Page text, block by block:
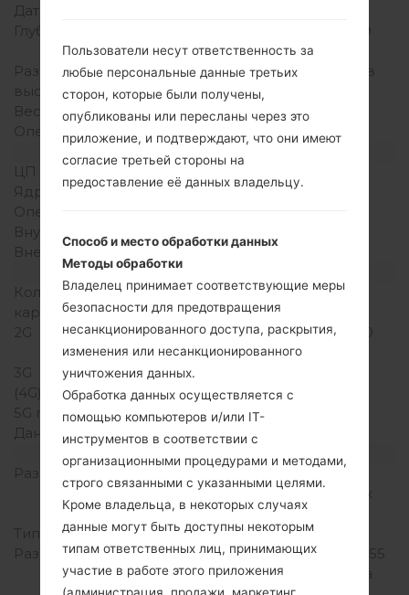
Дата выпуска
Глубина
дюйма)
Размеры (ширина /
высота)
108 x 52.9 миллиметров
(4.25 x 2.08 дюйма)
Вес
89 грамм (3.14 унции)
Операционная система
-
Аппаратное обеспечение
ЦП (процессор)
Ядра процессора
-
Оперативная память
Внутренняя память
Внешняя память
microSD, до 16 GB
Сеть и данные
Количество мест для сим
карты
1 Мини SIM
2G
GSM 850/900/1800/1900
MHz
3G
(4G) LTE
-
5G network
-
Данные
GPRS,EDGE
Размер экрана
3.0 in (~44.8%
соотношение экрана к
телу)
Тип экрана
TFT
Разрешение экрана
240 x 400 пикселей (~155
плотность пикселей на
Пользователи несут ответственность за
любые персональные данные третьих
сторон, которые были получены,
опубликованы или пересланы через это
приложение, и подтверждают, что они имеют
согласие третьей стороны на
предоставление её данных владельцу.
Способ и место обработки данных
Методы обработки
Владелец принимает соответствующие меры
безопасности для предотвращения
несанкционированного доступа, раскрытия,
изменения или несанкционированного
уничтожения данных.
Обработка данных осуществляется с
помощью компьютеров и/или IT-
инструментов в соответствии с
организационными процедурами и методами,
строго связанными с указанными целями.
Кроме владельца, в некоторых случаях
данные могут быть доступны некоторым
типам ответственных лиц, принимающих
участие в работе этого приложения